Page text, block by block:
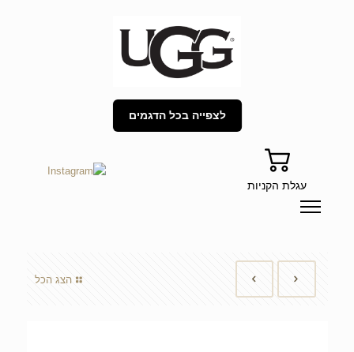
לצפייה בכל הדגמים
עגלת הקניות
הצג הכל